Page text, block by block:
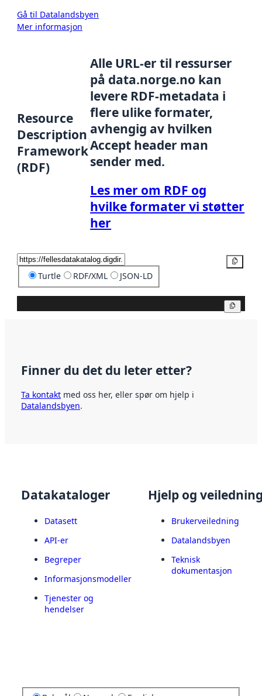
Gå til Datalandsbyen
Mer informasjon
Resource
Description
Framework
(RDF)
Alle URL-er til ressurser
på data.norge.no kan
levere RDF-metadata i
flere ulike formater,
avhengig av hvilken
Accept header man
sender med.
Les mer om RDF og
hvilke formater vi støtter
her
Turtle RDF/XML JSON-LD
Finner du det du leter etter?
Ta kontakt med oss her, eller spør om hjelp i
Datalandsbyen.
Datakataloger
Datasett
API-er
Begreper
Informasjonsmodeller
Tjenester og
hendelser
Hjelp og
Brukerveiledning
Datalandsbyen
Teknisk
dokumentasjon